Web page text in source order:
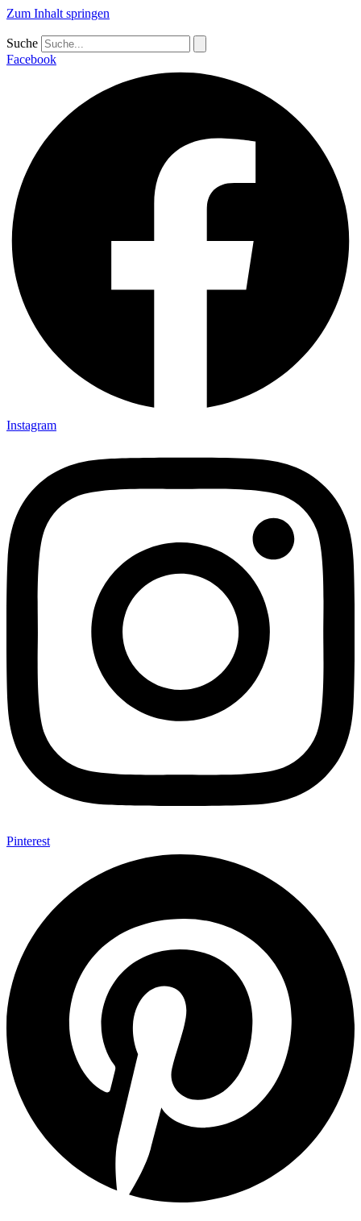
Zum Inhalt springen
Suche
Facebook
Instagram
Pinterest